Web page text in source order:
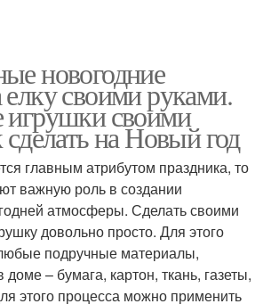
новогодние
своими руками.
игрушки своими
на Новый год
главным атрибутом праздника, то
важную роль в создании
атмосферы. Сделать своими
довольно просто. Для этого
подручные материалы,
– бумага, картон, ткань, газеты,
этого процесса можно применить